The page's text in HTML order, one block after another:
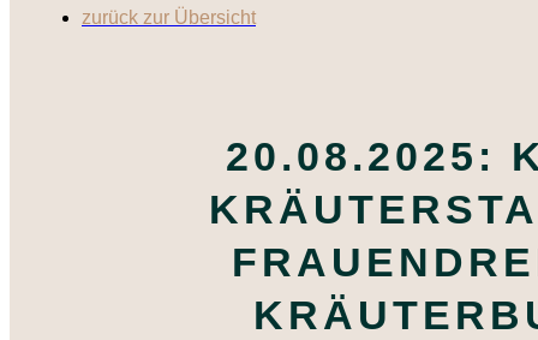
zurück zur Übersicht
20.08.2025: